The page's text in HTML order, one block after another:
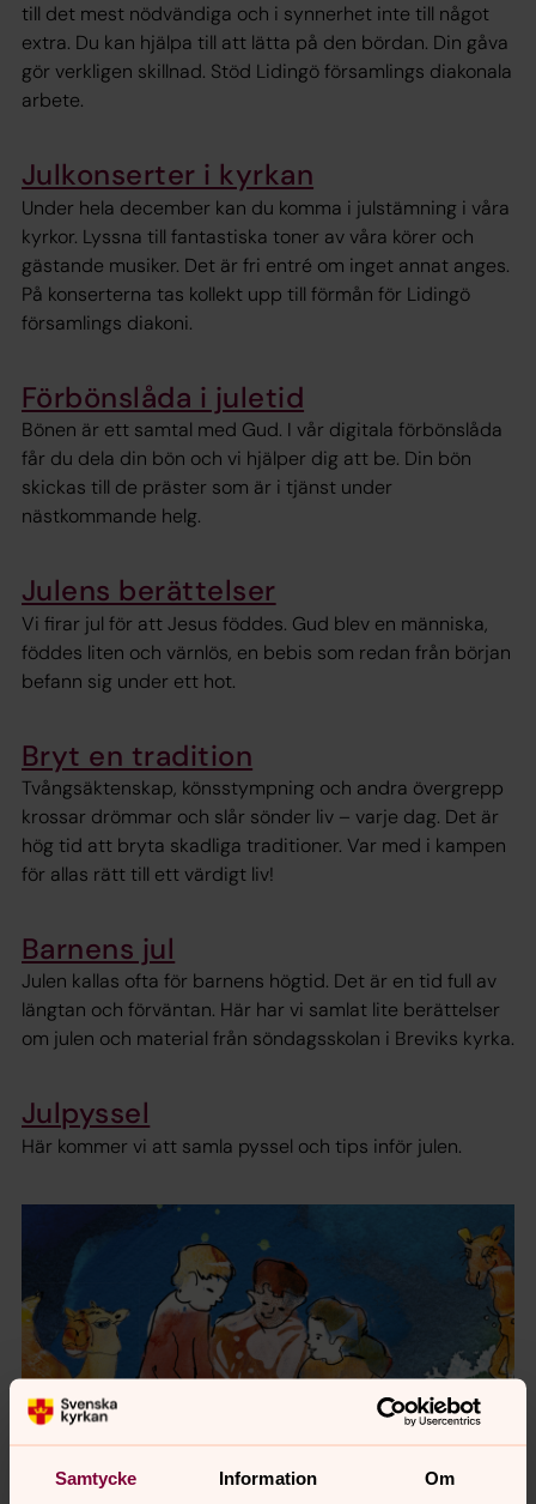
Samtycke Information Om
till det mest nödvändiga och i synnerhet inte till något
extra. Du kan hjälpa till att lätta på den bördan. Din gåva
gör verkligen skillnad. Stöd Lidingö församlings diakonala
arbete.
Julkonserter i kyrkan
Under hela december kan du komma i julstämning i våra
kyrkor. Lyssna till fantastiska toner av våra körer och
gästande musiker. Det är fri entré om inget annat anges.
På konserterna tas kollekt upp till förmån för Lidingö
församlings diakoni.
Förbönslåda i juletid
Bönen är ett samtal med Gud. I vår digitala förbönslåda
får du dela din bön och vi hjälper dig att be. Din bön
skickas till de präster som är i tjänst under
nästkommande helg.
Julens berättelser
Vi firar jul för att Jesus föddes. Gud blev en människa,
föddes liten och värnlös, en bebis som redan från början
befann sig under ett hot.
Bryt en tradition
Tvångsäktenskap, könsstympning och andra övergrepp
krossar drömmar och slår sönder liv – varje dag. Det är
hög tid att bryta skadliga traditioner. Var med i kampen
för allas rätt till ett värdigt liv!
Barnens jul
Julen kallas ofta för barnens högtid. Det är en tid full av
längtan och förväntan. Här har vi samlat lite berättelser
om julen och material från söndagsskolan i Breviks kyrka.
Julpyssel
Här kommer vi att samla pyssel och tips inför julen.